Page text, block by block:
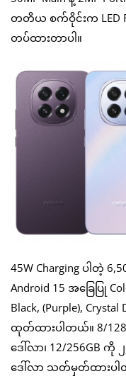
တတိယ စက်ဝိုင်းက LED
တပ်ထားတာပါ။
45W Charging ပါတဲ့
Android 15 အခြေပြု
Black, (Purple), Crystal
ထုတ်ထားပါတယ်။ 8/
ဒေါ်လာ၊ 12/256GB ကို
ဒေါ်လာ သတ်မှတ်ထားပ